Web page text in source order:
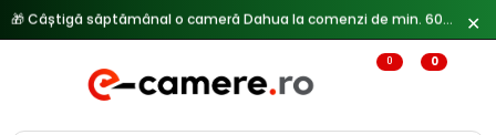
Reduceri de pana la 25% doar in luna iulie → Vezi ofertele
✕
0 0